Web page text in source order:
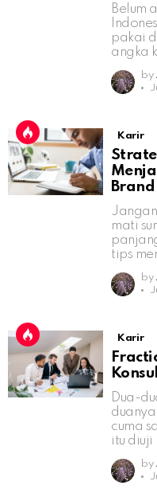
Belum
pakai
angka
by
Karir
mati
tips
by
Karir
Dua-
cuma
itu
by